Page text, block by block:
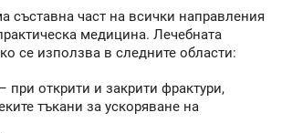
съставна част на всички направления
медицина. Лечебната
се използва в следните области:
при открити и закрити фрактури,
тъкани за ускоряване на